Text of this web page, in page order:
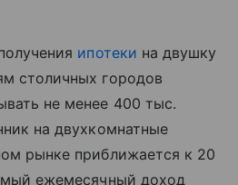
ипотеки на двушку
столичных городов
не менее 400 тыс.
на двухкомнатные
рынке приближается к 20
ежемесячный доход